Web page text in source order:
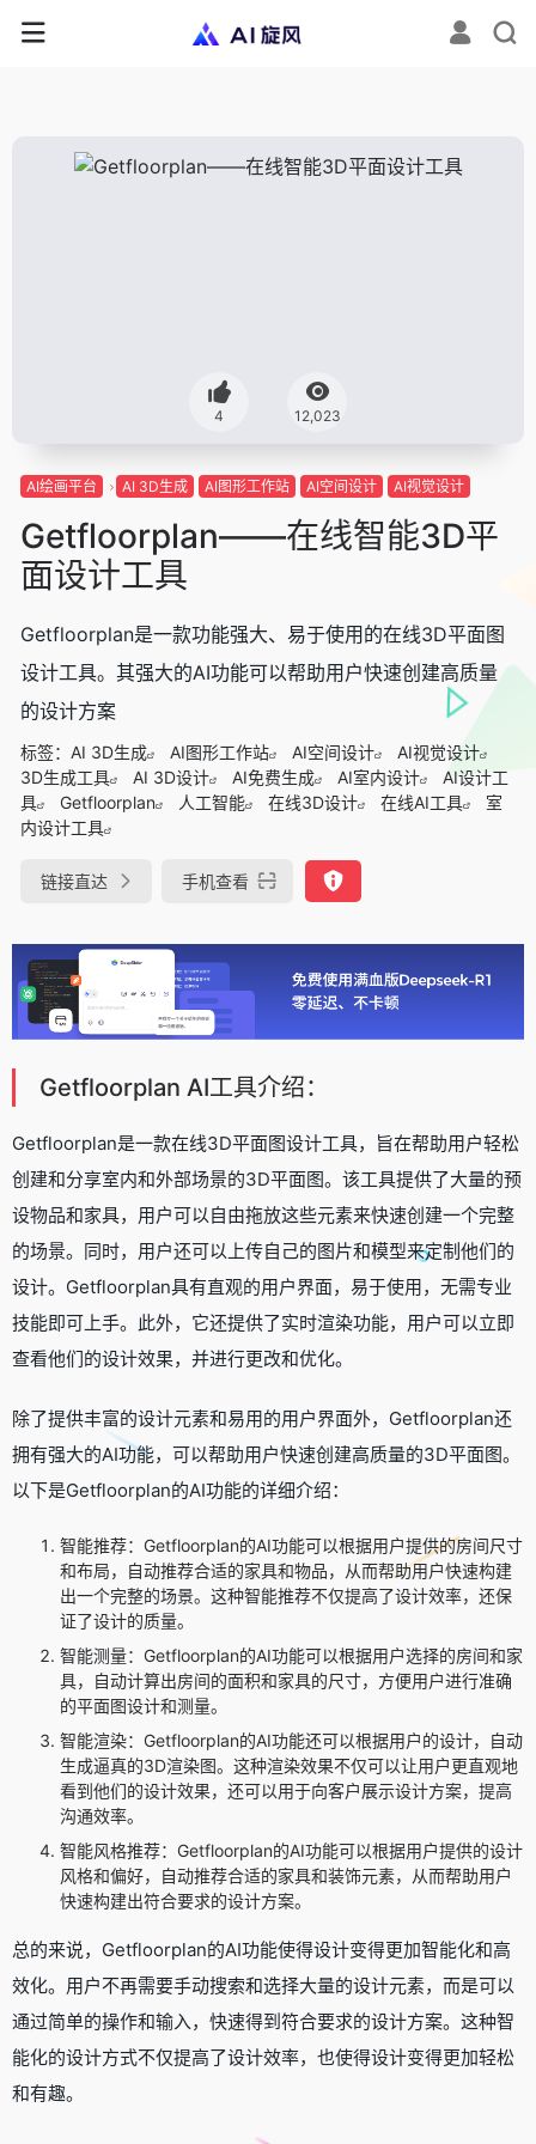
4 12,023
AI绘画平台 AI 3D生成 AI图形工作站 AI空间设计 AI视觉设计
Getfloorplan——在线智能3D平
面设计工具
Getfloorplan是一款功能强大、易于使用的在线3D平面图
设计工具。其强大的AI功能可以帮助用户快速创建高质量
的设计方案
标签： AI 3D生成 AI图形工作站 AI空间设计
AI视觉设计
3D生成工具
AI 3D设计 AI免费生成 AI室内设计
AI设计工
具
Getfloorplan 人工智能 在线3D设计 在线AI工具
室
内设计工具
链接直达 手机查看
Getfloorplan AI工具介绍：
Getfloorplan是一款在线3D平面图设计工具，旨在帮助用户轻松
创建和分享室内和外部场景的3D平面图。该工具提供了大量的预
设物品和家具，用户可以自由拖放这些元素来快速创建一个完整
的场景。同时，用户还可以上传自己的图片和模型来定制他们的
设计。Getfloorplan具有直观的用户界面，易于使用，无需专业
技能即可上手。此外，它还提供了实时渲染功能，用户可以立即
查看他们的设计效果，并进行更改和优化。
除了提供丰富的设计元素和易用的用户界面外，Getfloorplan还
拥有强大的AI功能，可以帮助用户快速创建高质量的3D平面图。
以下是Getfloorplan的AI功能的详细介绍：
智能推荐：Getfloorplan的AI功能可以根据用户提供的房间尺寸
和布局，自动推荐合适的家具和物品，从而帮助用户快速构建
出一个完整的场景。这种智能推荐不仅提高了设计效率，还保
证了设计的质量。
智能测量：Getfloorplan的AI功能可以根据用户选择的房间和家
具，自动计算出房间的面积和家具的尺寸，方便用户进行准确
的平面图设计和测量。
智能渲染：Getfloorplan的AI功能还可以根据用户的设计，自动
生成逼真的3D渲染图。这种渲染效果不仅可以让用户更直观地
看到他们的设计效果，还可以用于向客户展示设计方案，提高
沟通效率。
智能风格推荐：Getfloorplan的AI功能可以根据用户提供的设计
风格和偏好，自动推荐合适的家具和装饰元素，从而帮助用户
快速构建出符合要求的设计方案。
总的来说，Getfloorplan的AI功能使得设计变得更加智能化和高
效化。用户不再需要手动搜索和选择大量的设计元素，而是可以
通过简单的操作和输入，快速得到符合要求的设计方案。这种智
能化的设计方式不仅提高了设计效率，也使得设计变得更加轻松
和有趣。